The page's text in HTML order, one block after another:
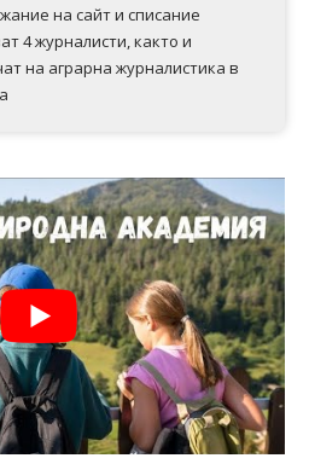
на сайт и списание
4 журналисти, както и
на аграрна журналистика в